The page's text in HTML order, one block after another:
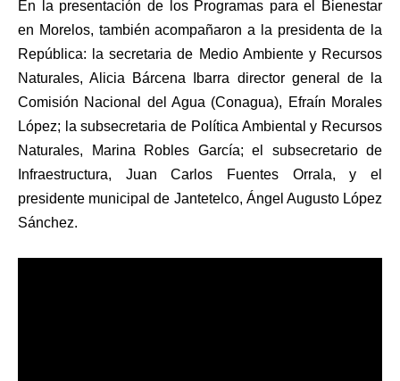
En la presentación de los Programas para el Bienestar
en Morelos, también acompañaron a la presidenta de la
República: la secretaria de Medio Ambiente y Recursos
Naturales, Alicia Bárcena Ibarra director general de la
Comisión Nacional del Agua (Conagua), Efraín Morales
López; la subsecretaria de Política Ambiental y Recursos
Naturales, Marina Robles García; el subsecretario de
Infraestructura, Juan Carlos Fuentes Orrala, y el
presidente municipal de Jantetelco, Ángel Augusto López
Sánchez.